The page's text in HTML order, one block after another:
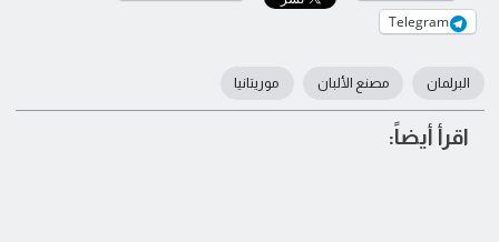
Telegram
البرلمان مصنع الألبان موريتانيا
اقرأ أيضاً: